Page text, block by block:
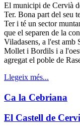
El municipi de Cervià
Ter. Bona part del seu
Ter i té un sector
que el separen de la
Viladasens, a l'est amb
Mollet i Bordils i a
agregat el poble de
Llegeix més...
Ca la Cebriana
El Castell de